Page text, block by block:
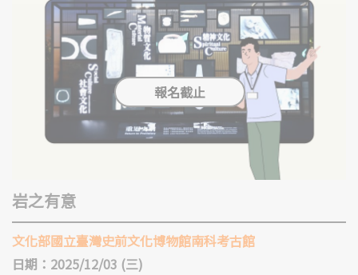
岩之有意
文化部國立臺灣史前文化博物館南科考古館
日期：2025/12/03 (三)